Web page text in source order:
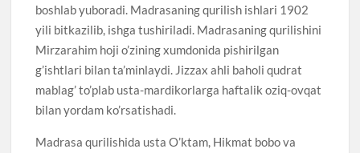
boshlab yuboradi. Madrasaning qurilish ishlari 1902
yili bitkazilib, ishga tushiriladi. Madrasaning qurilishini
Mirzarahim hoji o’zining xumdonida pishirilgan
g’ishtlari bilan ta’minlaydi. Jizzax ahli baholi qudrat
mablag’ to’plab usta-mardikorlarga haftalik oziq-ovqat
bilan yordam ko’rsatishadi.
Madrasa qurilishida usta O’ktam, Hikmat bobo va